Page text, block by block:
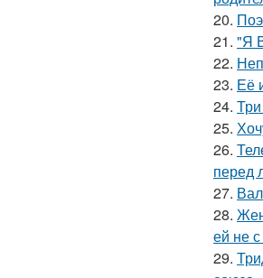
20.
21. "Я
22.
23. Её
24.
25.
26.
перед
27.
28.
ей не
29.